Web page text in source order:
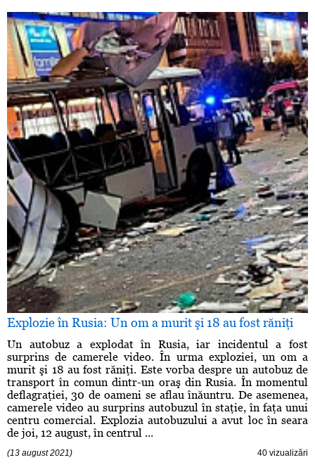
Explozie în Rusia: Un om a murit şi 18 au fost răniţi
Un autobuz a explodat în Rusia, iar incidentul a fost
surprins de camerele video. În urma exploziei, un om a
murit şi 18 au fost răniţi. Este vorba despre un autobuz de
transport în comun dintr-un oraş din Rusia. În momentul
deflagraţiei, 30 de oameni se aflau înăuntru. De asemenea,
camerele video au surprins autobuzul în staţie, în faţa unui
centru comercial. Explozia autobuzului a avut loc în seara
de joi, 12 august, în centrul ...
(13 august 2021) 40 vizualizări